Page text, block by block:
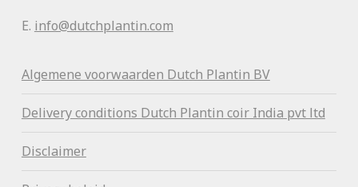
E. info@dutchplantin.com
Algemene voorwaarden Dutch Plantin BV
Delivery conditions Dutch Plantin coir India pvt ltd
Disclaimer